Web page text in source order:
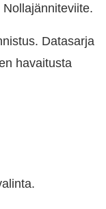
Datasarja
havaitusta